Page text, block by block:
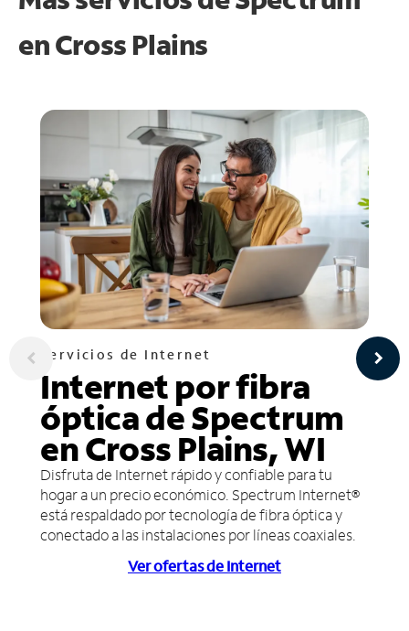
enCross Plains
Servicios de Internet
Internet por fibra
óptica de Spectrum
en Cross Plains, WI
Disfruta de Internet rápido y confiable para tu
hogar a un precio económico. Spectrum Internet®
está respaldado por tecnología de fibra óptica y
conectado a las instalaciones por líneas coaxiales.
Ver ofertas de Internet